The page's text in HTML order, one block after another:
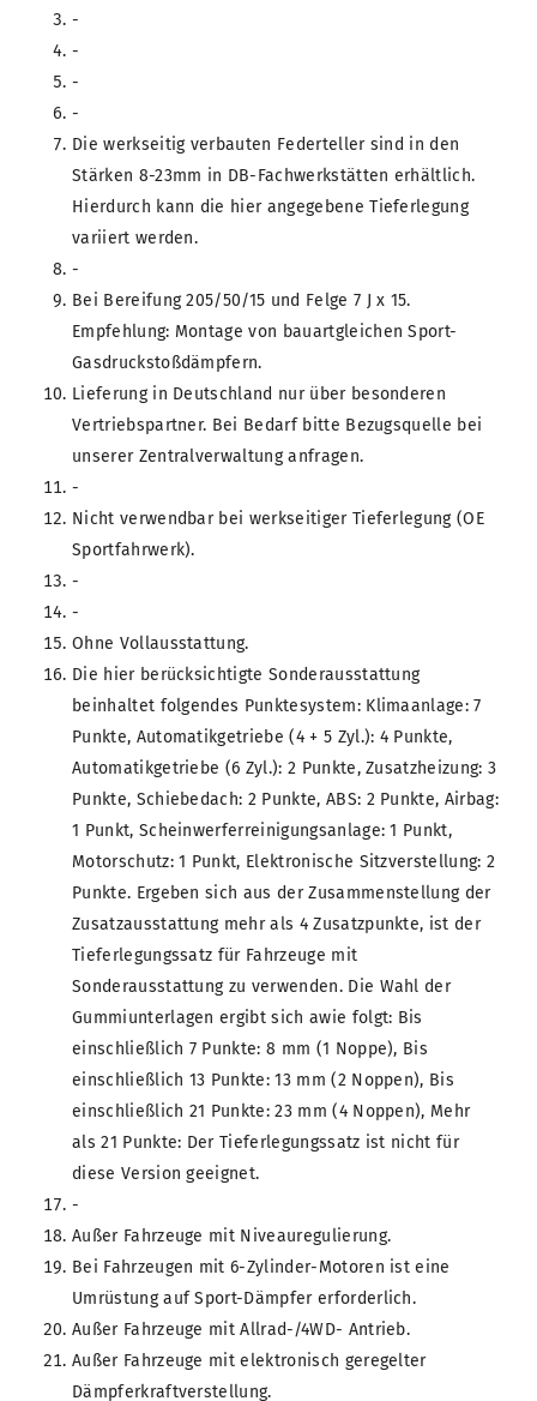
-
-
-
-
Die werkseitig verbauten Federteller sind in den
Stärken 8-23mm in DB-Fachwerkstätten erhältlich.
Hierdurch kann die hier angegebene Tieferlegung
variiert werden.
-
Bei Bereifung 205/50/15 und Felge 7 J x 15.
Empfehlung: Montage von bauartgleichen Sport-
Gasdruckstoßdämpfern.
Lieferung in Deutschland nur über besonderen
Vertriebspartner. Bei Bedarf bitte Bezugsquelle bei
unserer Zentralverwaltung anfragen.
-
Nicht verwendbar bei werkseitiger Tieferlegung (OE
Sportfahrwerk).
-
-
Ohne Vollausstattung.
Die hier berücksichtigte Sonderausstattung
beinhaltet folgendes Punktesystem: Klimaanlage: 7
Punkte, Automatikgetriebe (4 + 5 Zyl.): 4 Punkte,
Automatikgetriebe (6 Zyl.): 2 Punkte, Zusatzheizung: 3
Punkte, Schiebedach: 2 Punkte, ABS: 2 Punkte, Airbag:
1 Punkt, Scheinwerferreinigungsanlage: 1 Punkt,
Motorschutz: 1 Punkt, Elektronische Sitzverstellung: 2
Punkte. Ergeben sich aus der Zusammenstellung der
Zusatzausstattung mehr als 4 Zusatzpunkte, ist der
Tieferlegungssatz für Fahrzeuge mit
Sonderausstattung zu verwenden. Die Wahl der
Gummiunterlagen ergibt sich awie folgt: Bis
einschließlich 7 Punkte: 8 mm (1 Noppe), Bis
einschließlich 13 Punkte: 13 mm (2 Noppen), Bis
einschließlich 21 Punkte: 23 mm (4 Noppen), Mehr
als 21 Punkte: Der Tieferlegungssatz ist nicht für
diese Version geeignet.
-
Außer Fahrzeuge mit Niveauregulierung.
Bei Fahrzeugen mit 6-Zylinder-Motoren ist eine
Umrüstung auf Sport-Dämpfer erforderlich.
Außer Fahrzeuge mit Allrad-/4WD- Antrieb.
Außer Fahrzeuge mit elektronisch geregelter
Dämpferkraftverstellung.